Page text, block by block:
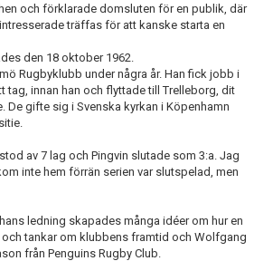
och förklarade domsluten för en publik, där
träffas för att kanske starta en
den 18 oktober 1962.
Rugbyklubb under några år. Han fick jobb i
tag, innan han och flyttade till Trelleborg, dit
De gifte sig i Svenska kyrkan i Köpenhamn
av 7 lag och Pingvin slutade som 3:a. Jag
inte hem förrän serien var slutspelad, men
ledning skapades många idéer om hur en
tankar om klubbens framtid och Wolfgang
från Penguins Rugby Club.